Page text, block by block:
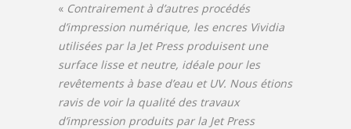
« Contrairement à d’autres procédés
d’impression numérique, les encres Vividia
utilisées par la Jet Press produisent une
surface lisse et neutre, idéale pour les
revêtements à base d’eau et UV. Nous étions
ravis de voir la qualité des travaux
d’impression produits par la Jet Press